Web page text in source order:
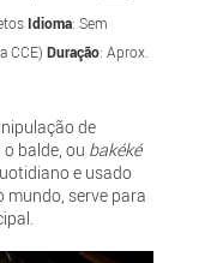
Idioma: Sem
CCE)Duração: Aprox.
de
balde, ou bakéké
e usado
mundo, serve para